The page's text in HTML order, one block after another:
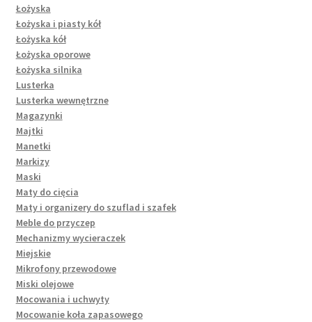
Łożyska
Łożyska i piasty kół
Łożyska kół
Łożyska oporowe
Łożyska silnika
Lusterka
Lusterka wewnętrzne
Magazynki
Majtki
Manetki
Markizy
Maski
Maty do cięcia
Maty i organizery do szuflad i szafek
Meble do przyczep
Mechanizmy wycieraczek
Miejskie
Mikrofony przewodowe
Miski olejowe
Mocowania i uchwyty
Mocowanie koła zapasowego